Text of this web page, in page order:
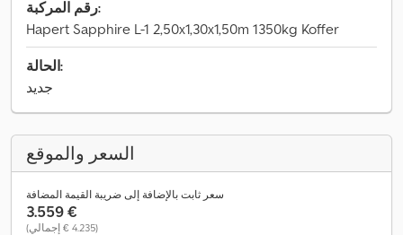
رقم المركبة:
Hapert Sapphire L-1 2,50x1,30x1,50m 1350kg Koffer
الحالة:
جديد
السعر والموقع
سعر ثابت بالإضافة إلى ضريبة القيمة المضافة
‏3.559 €
(‏4.235 € إجمالي)